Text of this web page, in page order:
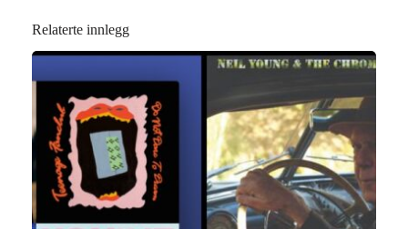
Relaterte innlegg